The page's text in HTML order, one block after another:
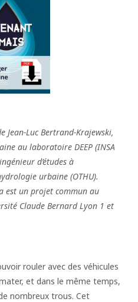
Jean-Luc Bertrand-Krajewski,
au laboratoire DEEP (INSA
d’études à
urbaine (OTHU).
est un projet commun au
Claude Bernard Lyon 1 et
rouler avec des véhicules
et dans le même temps,
nombreux trous. Cet